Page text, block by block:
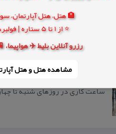
🏨 هتل، هتل آپارتمان،
⭐ از 1 تا 5 ستاره | فولبرد | نزدیک حرم
رزرو آنلاین بلیط ✈️
مشاهده هتل و هتل‌
مركز خرید آرمیتاژ گلشن
ساعت كاری در روزهای شنبه تا